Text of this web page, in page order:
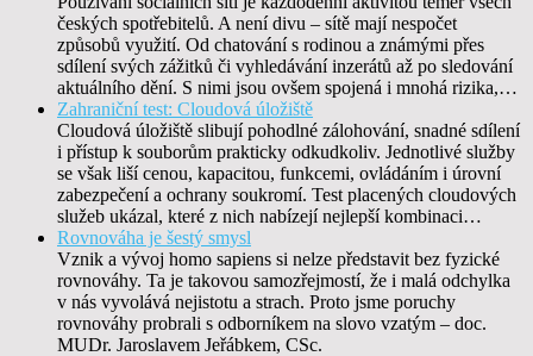
českých spotřebitelů. A není divu – sítě mají nespočet
způsobů využití. Od chatování s rodinou a známými přes
sdílení svých zážitků či vyhledávání inzerátů až po sledování
aktuálního dění. S nimi jsou ovšem spojená i mnohá rizika,…
Zahraniční test: Cloudová úložiště
Cloudová úložiště slibují pohodlné zálohování, snadné sdílení
i přístup k souborům prakticky odkudkoliv. Jednotlivé služby
se však liší cenou, kapacitou, funkcemi, ovládáním i úrovní
zabezpečení a ochrany soukromí. Test placených cloudových
služeb ukázal, které z nich nabízejí nejlepší kombinaci…
Rovnováha je šestý smysl
Vznik a vývoj homo sapiens si nelze představit bez fyzické
rovnováhy. Ta je takovou samozřejmostí, že i malá odchylka
v nás vyvolává nejistotu a strach. Proto jsme poruchy
rovnováhy probrali s odborníkem na slovo vzatým – doc.
MUDr. Jaroslavem Jeřábkem, CSc.